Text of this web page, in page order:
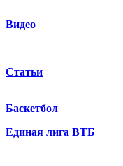
Видео
Статьи
Баскетбол
Единая лига ВТБ